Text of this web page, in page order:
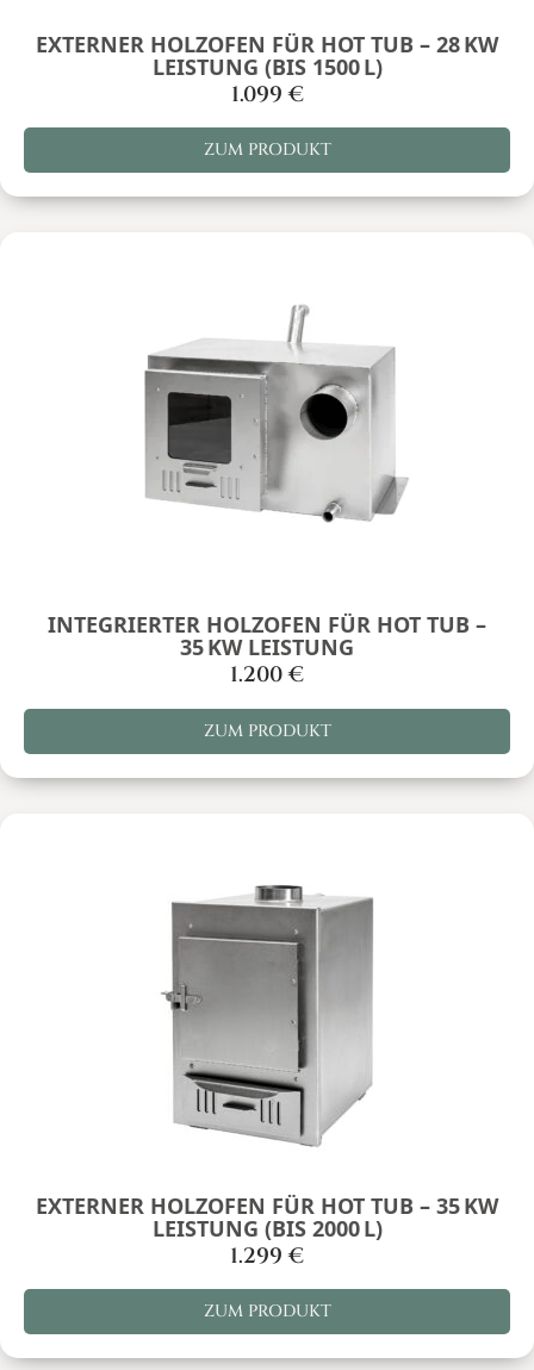
EXTERNER HOLZOFEN FÜR HOT TUB – 28 KW
LEISTUNG (BIS 1500 L)
1.099€
ZUM PRODUKT
INTEGRIERTER HOLZOFEN FÜR HOT TUB –
35 KW LEISTUNG
1.200€
ZUM PRODUKT
EXTERNER HOLZOFEN FÜR HOT TUB – 35 KW
LEISTUNG (BIS 2000 L)
1.299€
ZUM PRODUKT